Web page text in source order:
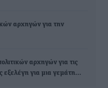
αρχηγών για την
αρχηγών για τις
για μια γεμάτη…